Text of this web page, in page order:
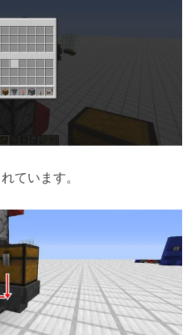
ています。